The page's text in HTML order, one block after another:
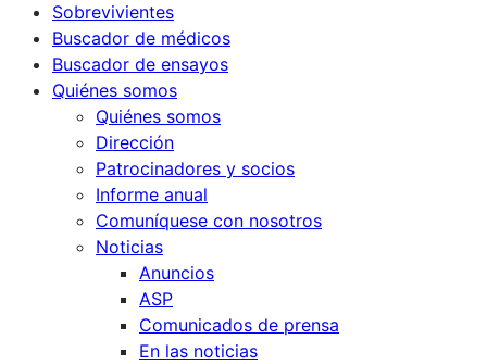
Sobrevivientes
Buscador de médicos
Buscador de ensayos
Quiénes somos
Quiénes somos
Dirección
Patrocinadores y socios
Informe anual
Comuníquese con nosotros
Noticias
Anuncios
ASP
Comunicados de prensa
En las noticias